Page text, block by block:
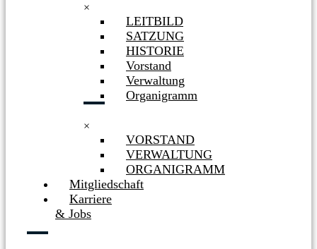
×
LEITBILD
SATZUNG
HISTORIE
Vorstand
Verwaltung
Organigramm
×
VORSTAND
VERWALTUNG
ORGANIGRAMM
Mitgliedschaft
Karriere
& Jobs